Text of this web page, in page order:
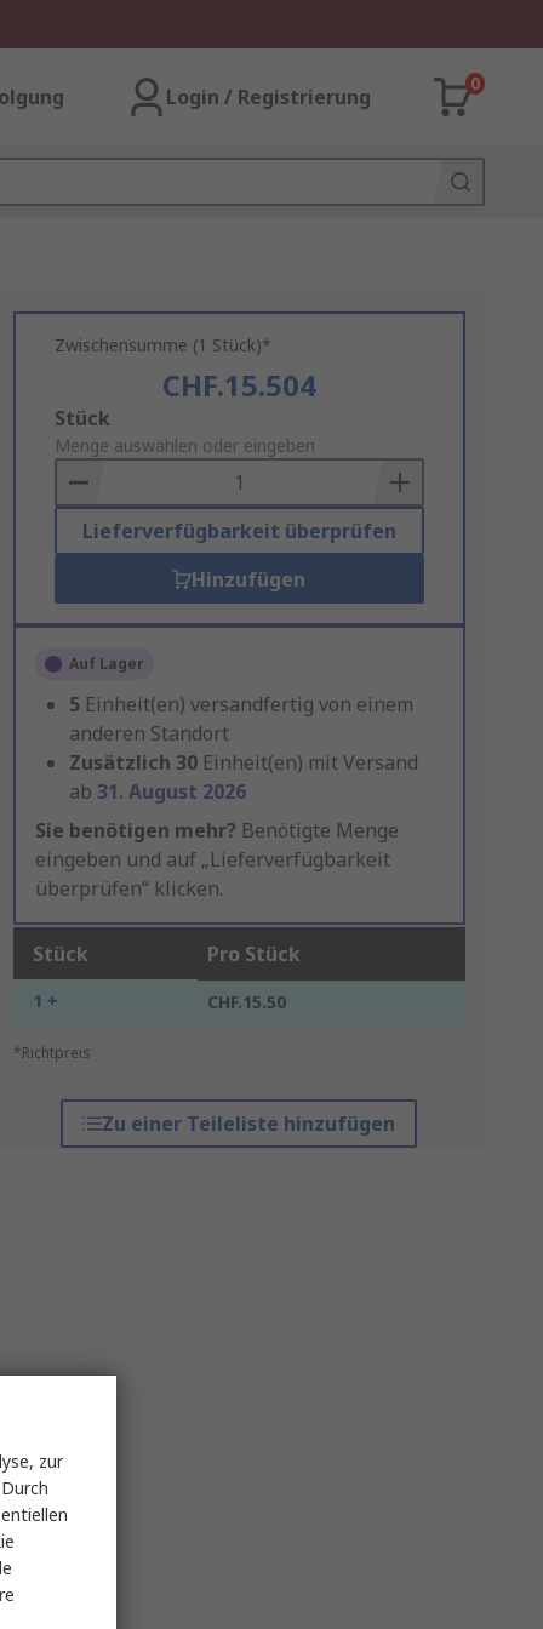
Login / Registrierung
0
Zwischensumme (1 Stück)*
CHF.15.504
Add
to
Basket
Stück
Menge auswählen oder eingeben
Lieferverfügbarkeit überprüfen
Hinzufügen
Auf Lager
5 Einheit(en) versandfertig von einem
anderen Standort
Zusätzlich 30 Einheit(en) mit Versand
ab 31. August 2026
Sie benötigen mehr? Benötigte Menge
eingeben und auf „Lieferverfügbarkeit
überprüfen“ klicken.
Stück Pro Stück
1 + CHF.15.50
*Richtpreis
Zu einer Teileliste hinzufügen
zur